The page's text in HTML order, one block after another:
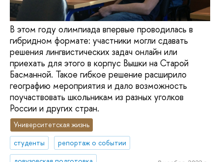
В этом году олимпиада впервые проводилась в
гибридном формате: участники могли сдавать
решения лингвистических задач онлайн или
приехать для этого в корпус Вышки на Старой
Басманной. Такое гибкое решение расширило
географию мероприятия и дало возможность
поучаствовать школьникам из разных уголков
России и других стран.
Университетская жизнь
студенты
репортаж о событии